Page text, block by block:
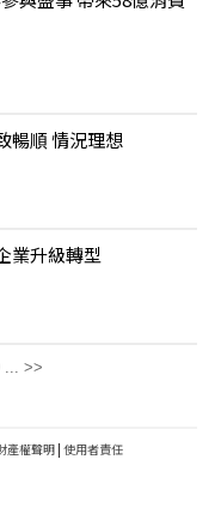
暢順 情況理想
業升級轉型
... >>
產權聲明 | 使用者責任